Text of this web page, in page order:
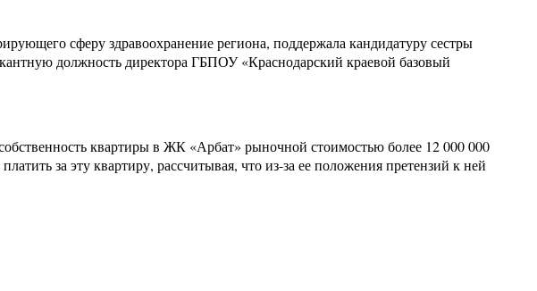
сферу здравоохранение региона, поддержала кандидатуру сестры
должность директора ГБПОУ «Краснодарский краевой базовый
квартиры в ЖК «Арбат» рыночной стоимостью более 12 000 000
за эту квартиру, рассчитывая, что из-за ее положения претензий к ней